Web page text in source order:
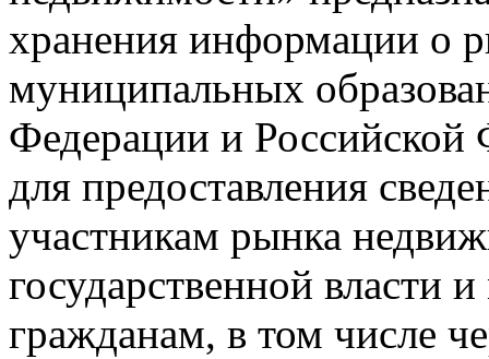
хранения информации о
муниципальных
Федерации и Российской
для предоставления
участникам рынка
государственной власти
гражданам, в том числе